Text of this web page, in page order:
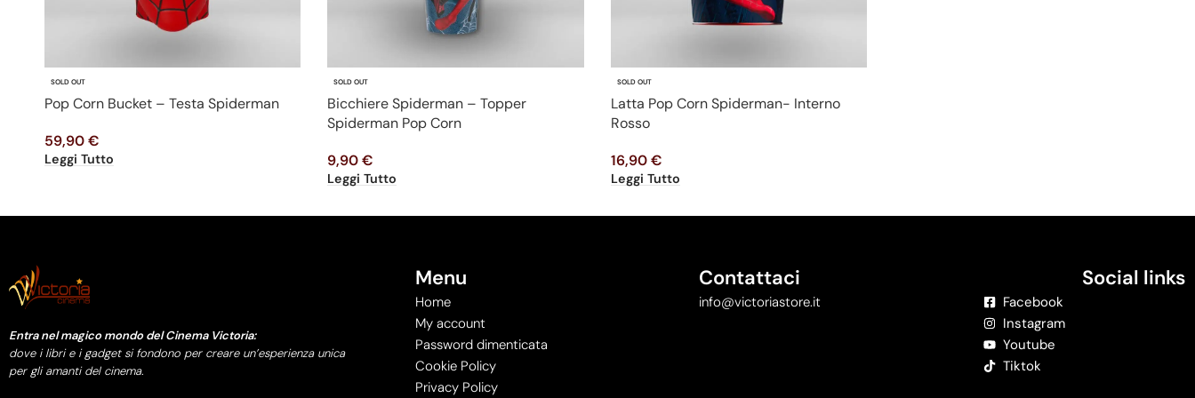
SOLD OUT
Pop Corn Bucket – Testa Spiderman
59,90€
Leggi Tutto
SOLD OUT
Bicchiere Spiderman – Topper
Spiderman Pop Corn
9,90€
Leggi Tutto
SOLD OUT
Latta Pop Corn Spiderman- Interno
Rosso
16,90€
Leggi Tutto
Entra nel magico mondo del Cinema Victoria:
dove i libri e i gadget si fondono per creare un’esperienza unica
per gli amanti del cinema.
Menu
Home
My account
Password dimenticata
Cookie Policy
Privacy Policy
Contattaci
info@victoriastore.it
Social links
Facebook
Instagram
Youtube
Tiktok